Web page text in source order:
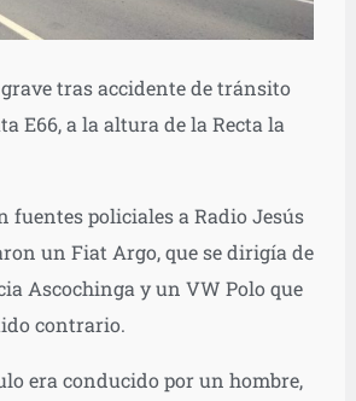
tras accidente de tránsito
E66, a la altura de la Recta la
fuentes policiales a Radio Jesús
un Fiat Argo, que se dirigía de
Ascochinga y un VW Polo que
contrario.
era conducido por un hombre,